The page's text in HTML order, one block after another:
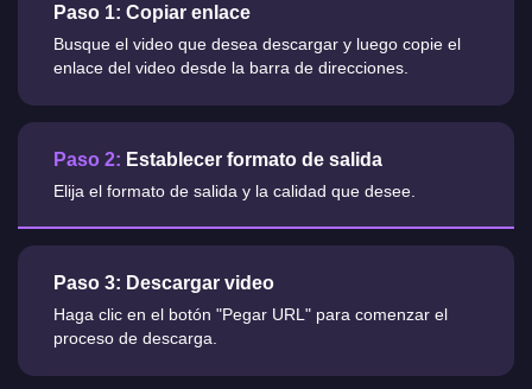
Paso 1: Copiar enlace
Busque el video que desea descargar y luego copie el
enlace del video desde la barra de direcciones.
Paso 2: Establecer formato de salida
Elija el formato de salida y la calidad que desee.
Paso 3: Descargar video
Haga clic en el botón "Pegar URL" para comenzar el
proceso de descarga.